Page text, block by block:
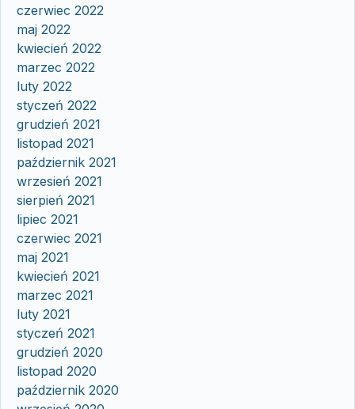
czerwiec 2022
maj 2022
kwiecień 2022
marzec 2022
luty 2022
styczeń 2022
grudzień 2021
listopad 2021
październik 2021
wrzesień 2021
sierpień 2021
lipiec 2021
czerwiec 2021
maj 2021
kwiecień 2021
marzec 2021
luty 2021
styczeń 2021
grudzień 2020
listopad 2020
październik 2020